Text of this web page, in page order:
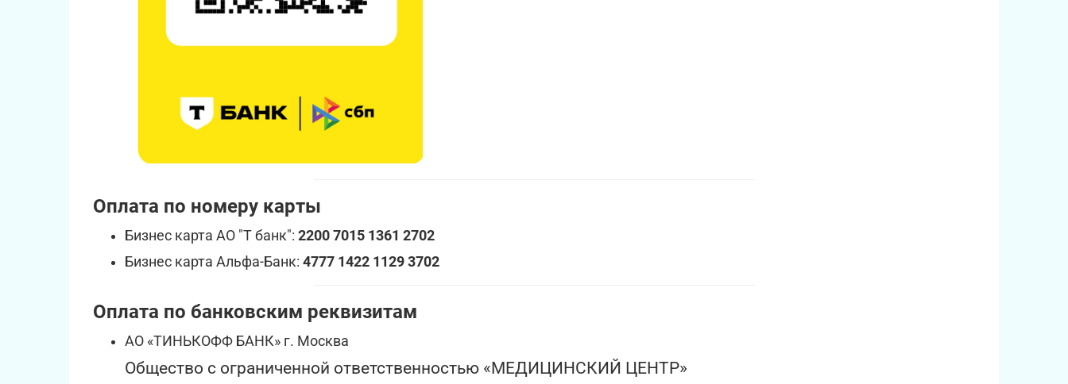
Оплата по номеру карты
Бизнес карта АО "Т банк": 2200 7015 1361 2702
Бизнес карта Альфа-Банк: 4777 1422 1129 3702
Оплата по банковским реквизитам
АО «ТИНЬКОФФ БАНК» г. Москва
Общество с ограниченной ответственностью «МЕДИЦИНСКИЙ ЦЕНТР»